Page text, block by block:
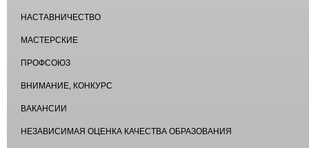
НАСТАВНИЧЕСТВО
МАСТЕРСКИЕ
ПРОФСОЮЗ
ВНИМАНИЕ, КОНКУРС
ВАКАНСИИ
НЕЗАВИСИМАЯ ОЦЕНКА КАЧЕСТВА ОБРАЗОВАНИЯ